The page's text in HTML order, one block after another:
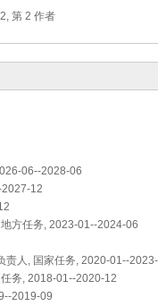
第 2 作者
06--2028-06
2027-12
方任务, 2023-01--2024-06
责人, 国家任务, 2020-01--
务, 2018-01--2020-12
2019-09